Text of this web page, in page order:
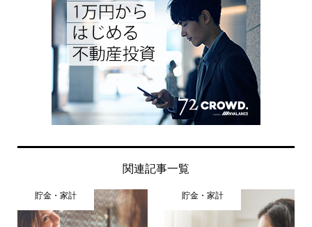
関連記事一覧
貯金・家計 貯金・家計